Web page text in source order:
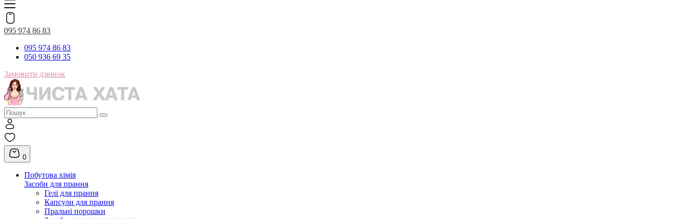
095 974 86 83
095 974 86 83
050 936 69 35
Замовити дзвінок
0
Побутова хімія
Засоби для прання
Гелі для прання
Капсули для прання
Пральні порошки